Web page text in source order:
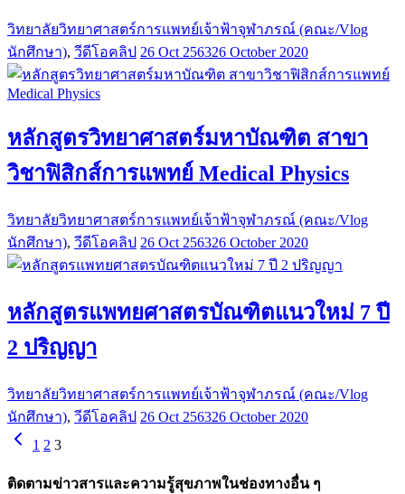
วิทยาลัยวิทยาศาสตร์การแพทย์เจ้าฟ้าจุฬาภรณ์ (คณะ/Vlog
นักศึกษา), วีดีโอคลิป 26 Oct 256326 October 2020
หลักสูตรวิทยาศาสตร์มหาบัณฑิต สาขา
วิชาฟิสิกส์การแพทย์ Medical Physics
วิทยาลัยวิทยาศาสตร์การแพทย์เจ้าฟ้าจุฬาภรณ์ (คณะ/Vlog
นักศึกษา), วีดีโอคลิป 26 Oct 256326 October 2020
หลักสูตรแพทยศาสตรบัณฑิตแนวใหม่ 7 ปี
2 ปริญญา
วิทยาลัยวิทยาศาสตร์การแพทย์เจ้าฟ้าจุฬาภรณ์ (คณะ/Vlog
นักศึกษา), วีดีโอคลิป 26 Oct 256326 October 2020
1 2 3
ติดตามข่าวสารและความรู้สุขภาพในช่องทางอื่น ๆ